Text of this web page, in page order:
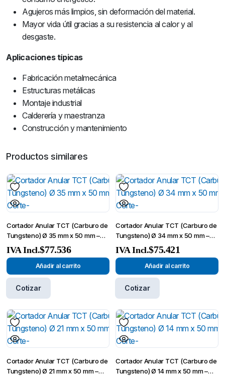
Agujeros más limpios, sin deformación del material.
Mayor vida útil gracias a su resistencia al calor y al
desgaste.
Aplicaciones típicas
Fabricación metalmecánica
Estructuras metálicas
Montaje industrial
Calderería y maestranza
Construcción y mantenimiento
Productos similares
Cortador Anular TCT (Carburo de
Tungsteno) Ø 35 mm x 50 mm –
Broca de Corte-
$77.536
IVA Incl.
Añadir al carrito
Cotizar
Cortador Anular TCT (Carburo de
Tungsteno) Ø 34 mm x 50 mm –
Broca de Corte-
$75.421
IVA Incl.
Añadir al carrito
Cotizar
Cortador Anular TCT (Carburo de
Tungsteno) Ø 21 mm x 50 mm –
Cortador Anular TCT (Carburo de
Tungsteno) Ø 14 mm x 50 mm –